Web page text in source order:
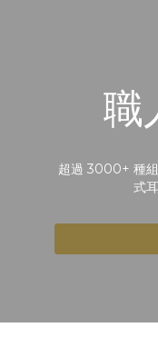
職
超過 3000+ 種
式